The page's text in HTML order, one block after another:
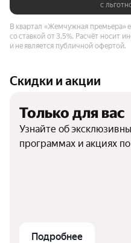
с
В квартал «Жемчужная премьера»
со ставкой от 3.5%. Расчёт носит
и не является публичной офертой.
Скидки и акции
Только для вас
Узнайте об
программах и акциях
Подробнее